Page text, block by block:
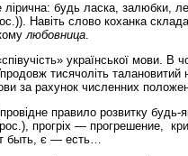
лірична: будь ласка, залюбки,
Навіть слово коханка
любовница.
української мови. В
тисячоліть талановитий
за рахунок численних
правило розвитку будь-
прогріх — прогрешение,
є — есть…